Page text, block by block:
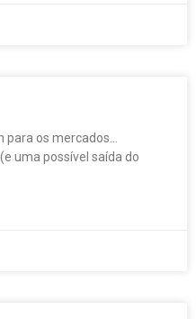
para os mercados…
uma possível saída do